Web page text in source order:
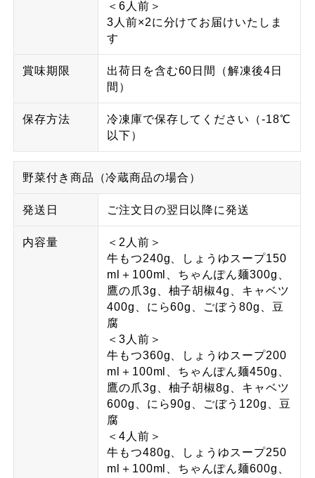
＜6人前＞
3人前×2に分けてお届けいたしま
す
賞味期限
出荷日を含む60日間（解凍後4日
間）
保存方法
冷凍庫で保存してください（-18℃
以下）
野菜付き商品（冷蔵商品の場合）
発送日 ご注文日の翌日以降に発送
内容量
＜2人前＞
牛もつ240g、しょうゆスープ150
ml＋100ml、ちゃんぽん麺300g、
鷹の爪3g、柚子胡椒4g、キャベツ
400g、にら60g、ごぼう80g、豆
腐
＜3人前＞
牛もつ360g、しょうゆスープ200
ml＋100ml、ちゃんぽん麺450g、
鷹の爪3g、柚子胡椒8g、キャベツ
600g、にら90g、ごぼう120g、豆
腐
＜4人前＞
牛もつ480g、しょうゆスープ250
ml＋100ml、ちゃんぽん麺600g、